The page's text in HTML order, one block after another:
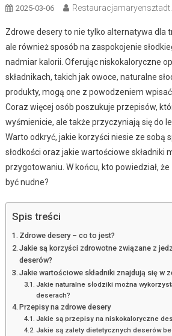
2025-03-06
Zdrowe desery to nie tylko alternatywa dla
ale również sposób na zaspokojenie
nadmiar kalorii. Oferując niskokaloryczne
składnikach, takich jak owoce, naturalne
produkty, mogą one z powodzeniem
Coraz więcej osób poszukuje przepisów,
wyśmienicie, ale także przyczyniają się do
Warto odkryć, jakie korzyści niesie ze sobą
słodkości oraz jakie wartościowe składniki
przygotowaniu. W końcu, kto powiedział,
być nudne?
Spis treści
Zdrowe desery – co to jest?
Jakie są korzyści zdrowotne związane z
deserów?
Jakie wartościowe składniki znajdują się w
Jakie naturalne słodziki można
deserach?
Przepisy na zdrowe desery
Jakie są przepisy na niskokaloryczne
Jakie są zalety dietetycznych deserów